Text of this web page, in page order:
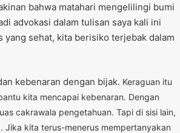
bahwa matahari mengelilingi bumi
advokasi dalam tulisan saya kali ini
yang sehat, kita berisiko terjebak dalam
kebenaran dengan bijak. Keraguan itu
kita mencapai kebenaran. Dengan
cakrawala pengetahuan. Tapi di sisi lain,
Jika kita terus-menerus mempertanyakan